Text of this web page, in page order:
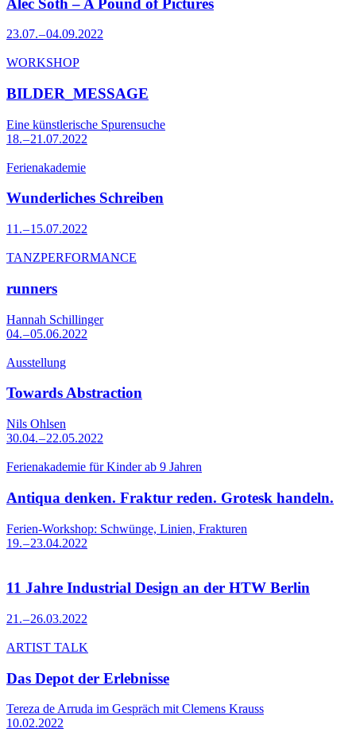
23.07. – 04.09.2022
WORKSHOP
BILDER_MESSAGE
Eine künstlerische Spurensuche
18. – 21.07.2022
Ferienakademie
Wunderliches Schreiben
11. – 15.07.2022
TANZPERFORMANCE
runners
Hannah Schillinger
04. – 05.06.2022
Ausstellung
Towards Abstraction
Nils Ohlsen
30.04. – 22.05.2022
Ferienakademie für Kinder ab 9 Jahren
Antiqua denken. Fraktur reden. Grotesk handeln.
Ferien-Workshop: Schwünge, Linien, Frakturen
19. – 23.04.2022
11 Jahre Industrial Design an der HTW Berlin
21. – 26.03.2022
ARTIST TALK
Das Depot der Erlebnisse
Tereza de Arruda im Gespräch mit Clemens Krauss
10.02.2022